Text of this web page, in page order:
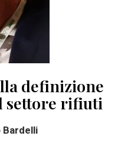
definizione
settore rifiuti